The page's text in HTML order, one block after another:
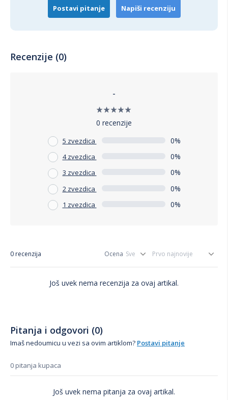
Postavi pitanje Napiši recenziju
Recenzije (0)
-
0 recenzije
5 zvezdica 0%
4 zvezdica 0%
3 zvezdica 0%
2 zvezdica 0%
1 zvezdica 0%
0 recenzija Ocena
Još uvek nema recenzija za ovaj artikal.
Pitanja i odgovori (0)
Imaš nedoumicu u vezi sa ovim artiklom? Postavi pitanje
0 pitanja kupaca
Još uvek nema pitanja za ovaj artikal.